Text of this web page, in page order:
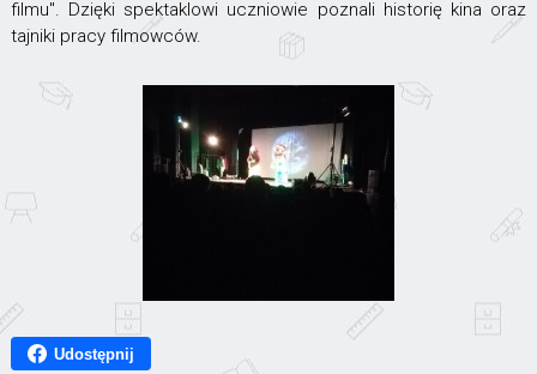
filmu". Dzięki spektaklowi uczniowie poznali historię kina oraz
tajniki pracy filmowców.
Udostępnij